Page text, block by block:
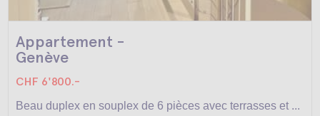
Appartement -
Genève
CHF 6'800.-
Beau duplex en souplex de 6 pièces avec terrasses et ...